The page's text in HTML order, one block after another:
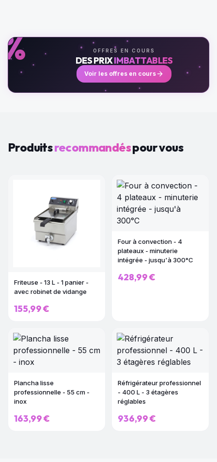
% OFFRES EN COURS
DES PRIXIMBATTABLES
Voir les offres en cours
Produitsrecommandéspour vous
Friteuse - 13 L - 1 panier -
avec robinet de vidange
155,99 €
Four à convection - 4
plateaux - minuterie
intégrée - jusqu'à 300°C
428,99 €
Plancha lisse
professionnelle - 55 cm -
inox
163,99 €
Réfrigérateur professionnel
- 400 L - 3 étagères
réglables
936,99 €